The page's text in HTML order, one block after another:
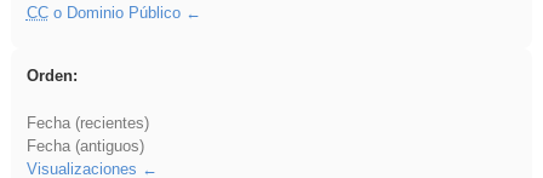
CCo Dominio Público
Orden:
Fecha (recientes)
Fecha (antiguos)
Visualizaciones